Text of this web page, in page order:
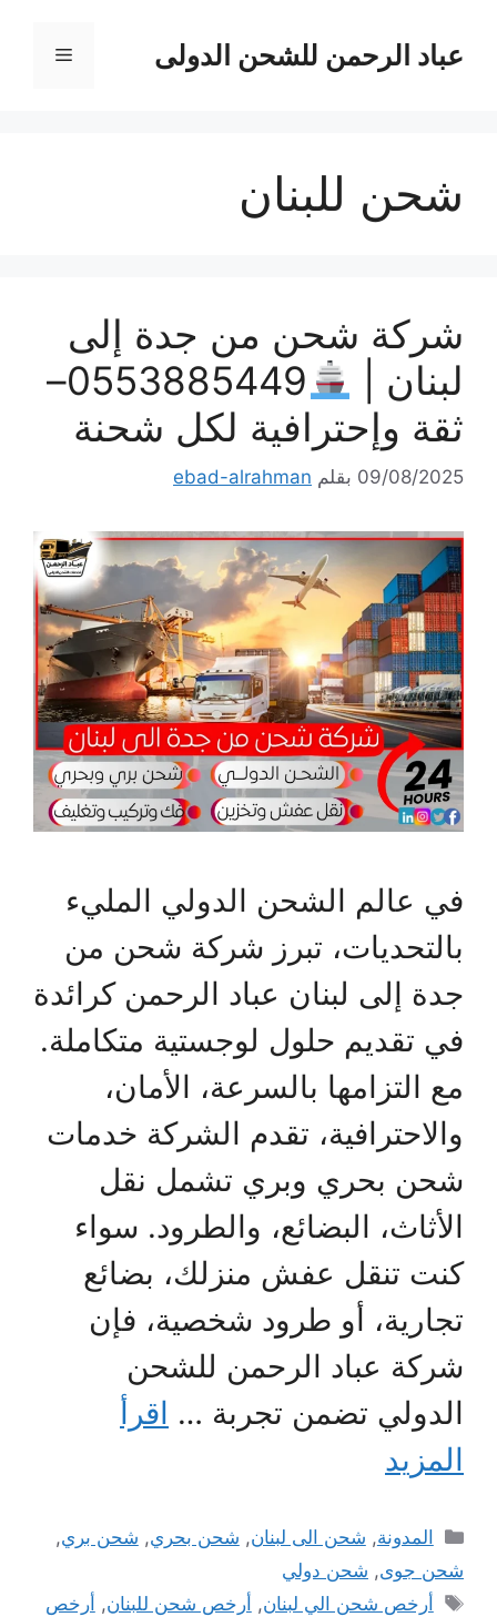
المحتوىعباد الرحمن للشحن الدولى القائمة
شحن للبنان
شركة شحن من جدة إلى
لبنان |
0553885449–
ثقة وإحترافية لكل شحنة
09/08/2025 بقلم ebad-alrahman
في عالم الشحن الدولي المليء
بالتحديات، تبرز شركة شحن من
جدة إلى لبنان عباد الرحمن كرائدة
في تقديم حلول لوجستية متكاملة.
مع التزامها بالسرعة، الأمان،
والاحترافية، تقدم الشركة خدمات
شحن بحري وبري تشمل نقل
الأثاث، البضائع، والطرود. سواء
كنت تنقل عفش منزلك، بضائع
تجارية، أو طرود شخصية، فإن
شركة عباد الرحمن للشحن
الدولي تضمن تجربة … اقرأ
المزيد
التصنيفات
المدونة, شحن الى لبنان, شحن بحري, شحن بري,
شحن جوى, شحن دولي
الوسوم
أرخص شحن الي لبنان, أرخص شحن للبنان, أرخص